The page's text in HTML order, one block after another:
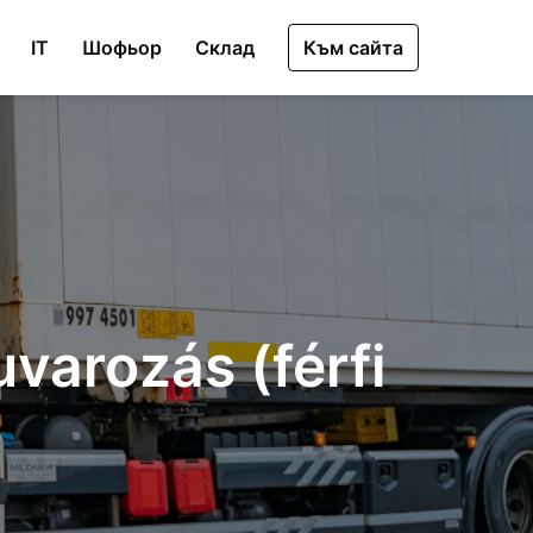
IT Шофьор Склад Към сайта
(férfi